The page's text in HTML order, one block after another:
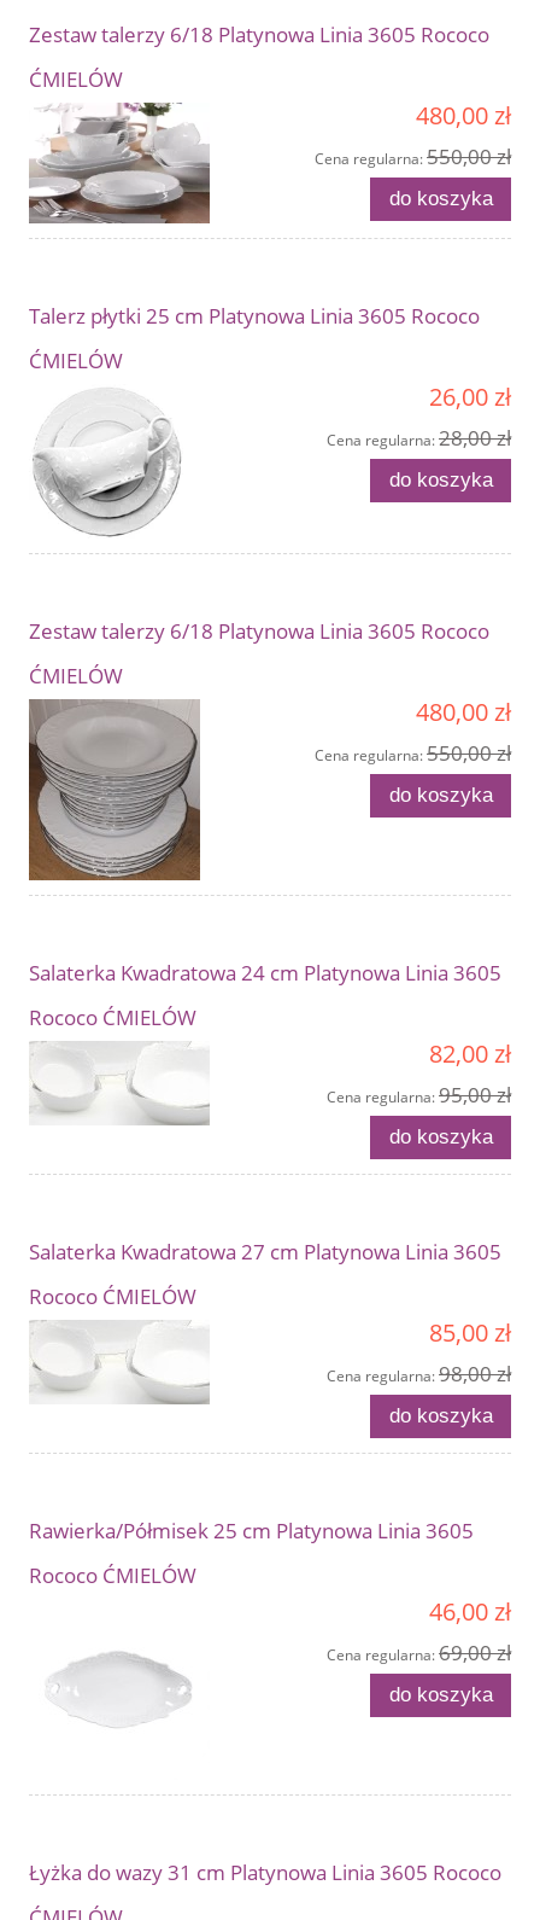
Zestaw talerzy 6/18 Platynowa Linia 3605 Rococo
ĆMIELÓW
480,00 zł
Cena regularna:550,00 zł
do koszyka
Talerz płytki 25 cm Platynowa Linia 3605 Rococo
ĆMIELÓW
26,00 zł
Cena regularna:28,00 zł
do koszyka
Zestaw talerzy 6/18 Platynowa Linia 3605 Rococo
ĆMIELÓW
480,00 zł
Cena regularna:550,00 zł
do koszyka
Salaterka Kwadratowa 24 cm Platynowa Linia 3605
Rococo ĆMIELÓW
82,00 zł
Cena regularna:95,00 zł
do koszyka
Salaterka Kwadratowa 27 cm Platynowa Linia 3605
Rococo ĆMIELÓW
85,00 zł
Cena regularna:98,00 zł
do koszyka
Rawierka/Półmisek 25 cm Platynowa Linia 3605
Rococo ĆMIELÓW
46,00 zł
Cena regularna:69,00 zł
do koszyka
Łyżka do wazy 31 cm Platynowa Linia 3605 Rococo